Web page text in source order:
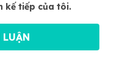
kế tiếp của tôi.